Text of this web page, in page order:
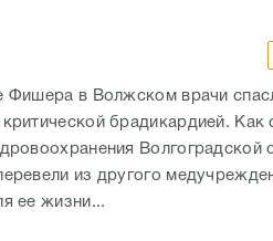
Фишера в Волжском врачи
брадикардией. Как
Волгоградской
из другого
ее жизни...